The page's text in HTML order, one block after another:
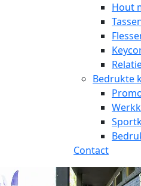
Hout
Bedrukte
Contact